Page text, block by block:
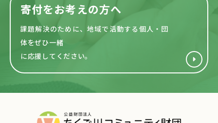
寄付をお考えの方へ
課題解決のために、地域で活動する 個人・団
体をぜひ一緒
に応援してください。